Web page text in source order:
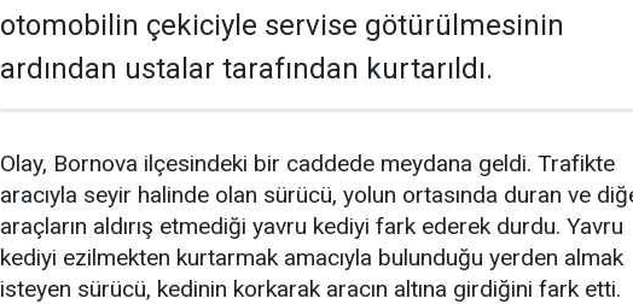
otomobilin çekiciyle servise götürülmesinin
ardından ustalar tarafından kurtarıldı.
Olay, Bornova ilçesindeki bir caddede meydana geldi. Trafikte
aracıyla seyir halinde olan sürücü, yolun ortasında duran ve
araçların aldırış etmediği yavru kediyi fark ederek durdu. Yavru
kediyi ezilmekten kurtarmak amacıyla bulunduğu yerden almak
isteyen sürücü, kedinin korkarak aracın altına girdiğini fark etti.